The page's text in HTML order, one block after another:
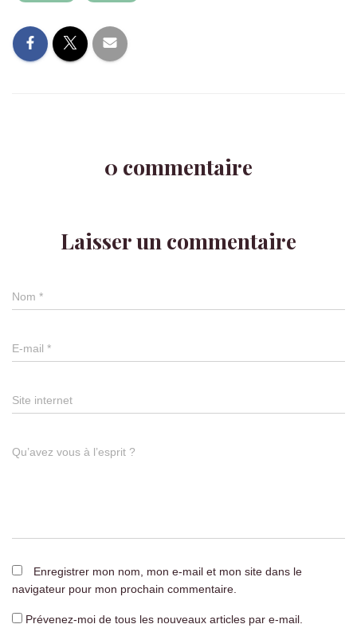
0 commentaire
Laisser un commentaire
Nom *
E-mail *
Site internet
Qu’avez vous à l’esprit ?
Enregistrer mon nom, mon e-mail et mon site dans le
navigateur pour mon prochain commentaire.
Prévenez-moi de tous les nouveaux articles par e-mail.